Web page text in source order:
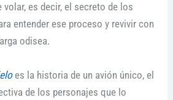
es decir, el secreto de los
entender ese proceso y revivir con
odisea.
es la historia de un avión único, el
de los personajes que lo